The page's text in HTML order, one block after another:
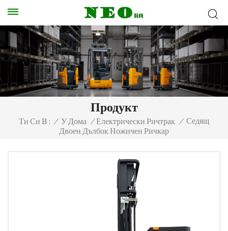
Продукт
Ти Си В : / У Дома / Електрически Ричтрак / Седящ
Двоен Дълбок Ножичен Ричкар